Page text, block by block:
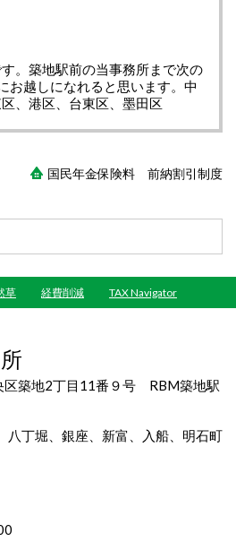
。築地駅前の当事務所まで次の
お越しになれると思います。中
、港区、台東区、墨田区
国民年金保険料 前納割引制度
草 経費削減 TAX Navigator
築地2丁目11番９号 RBM築地駅
八丁堀、銀座、新富、入船、明石町